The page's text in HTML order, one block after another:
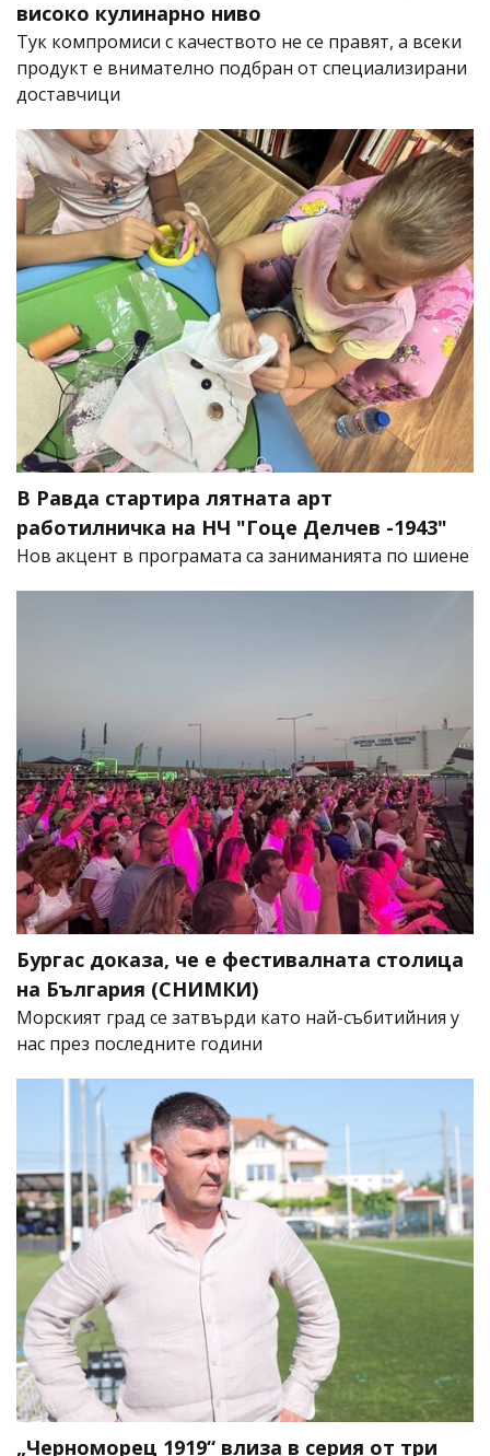
високо кулинарно ниво
Тук компромиси с качеството не се правят, а всеки
продукт е внимателно подбран от специализирани
доставчици
В Равда стартира лятната арт
работилничка на НЧ "Гоце Делчев -1943"
Нов акцент в програмата са заниманията по шиене
Бургас доказа, че е фестивалната столица
на България (СНИМКИ)
Морският град се затвърди като най-събитийния у
нас през последните години
„Черноморец 1919“ влиза в серия от три